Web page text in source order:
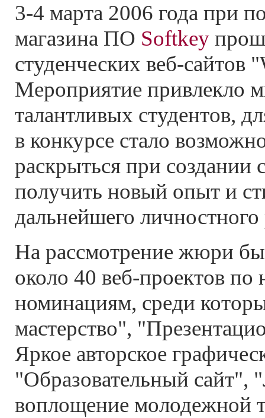
3-4 марта 2006 года при
магазина ПО Softkey
студенческих веб-сайтов
Мероприятие привлекло
талантливых студентов,
в конкурсе стало
раскрыться при создании
получить новый опыт и
дальнейшего личностного
На рассмотрение жюри
около 40 веб-проектов по
номинациям, среди
мастерство",
Яркое авторское
"Образовательный сайт",
воплощение молодежной